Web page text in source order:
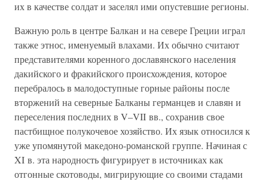
их в качестве солдат и заселял ими опустевшие регионы.
Важную роль в центре Балкан и на севере Греции играл
также этнос, именуемый влахами. Их обычно считают
представителями коренного дославянского населения
дакийского и фракийского происхождения, которое
перебралось в малодоступные горные районы после
вторжений на северные Балканы германцев и славян и
переселения последних в V–VII вв., сохранив свое
пастбищное полукочевое хозяйство. Их язык относился к
уже упомянутой македоно-романской группе. Начиная с
XI в. эта народность фигурирует в источниках как
отгонные скотоводы, мигрирующие со своими стадами